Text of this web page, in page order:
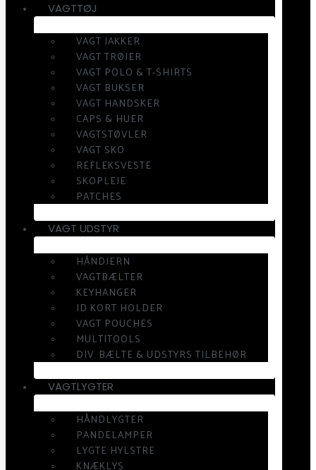
VAGTTØJ
VAGT JAKKER
VAGT TRØJER
VAGT POLO & T-SHIRTS
VAGT BUKSER
VAGT HANDSKER
CAPS & HUER
VAGTSTØVLER
VAGT SKO
REFLEKSVESTE
SKOPLEJE
PATCHES
VAGT UDSTYR
HÅNDJERN
VAGTBÆLTER
KEYHANGER
ID KORT HOLDER
VAGT POUCHES
MULTITOOLS
DIV. BÆLTE & UDSTYRS TILBEHØR
VAGTLYGTER
HÅNDLYGTER
PANDELAMPER
LYGTE HYLSTRE
KNÆKLYS